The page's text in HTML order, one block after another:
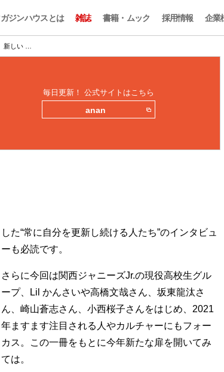
ジンハウスとは 雑誌 書籍・ムック 採用情報 企業
新しい …
毎日更新！ 公式サイトはこちら
anan
ーも必読です。
さらに今回は関西ジャニーズJr.の現役高校生グル
ープ、Lil かんさいや高橋文哉さん、坂東龍汰さ
ん、崎山蒼志さん、小西桜子さんをはじめ、2021
年ますます注目される人やカルチャーにもフォー
カス。この一冊をもとに今年新たな扉を開いてみ
ては。